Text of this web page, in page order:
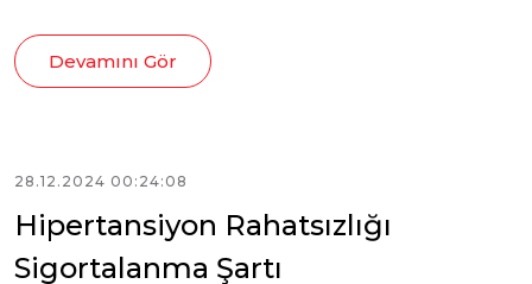
Devamını Gör
28.12.2024 00:24:08
Hipertansiyon Rahatsızlığı
Sigortalanma Şartı